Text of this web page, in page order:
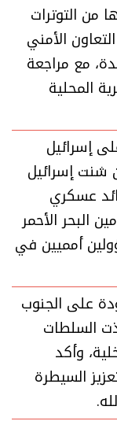
من التوترات
الأمني
مع مراجعة
المحلية
إسرائيل
شنت إسرائيل
عسكري
البحر الأحمر
أمميين في
على الجنوب
السلطات
وأكد
السيطرة